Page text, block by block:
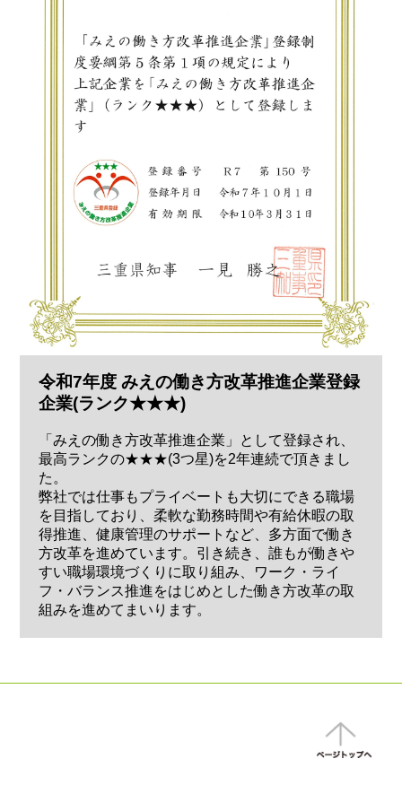
令和7年度 みえの働き方改革推進企業登録
企業(ランク★★★)
「みえの働き方改革推進企業」として登録され、
最高ランクの★★★(3つ星)を2年連続で頂きまし
た。
弊社では仕事もプライベートも大切にできる職場
を目指しており、柔軟な勤務時間や有給休暇の取
得推進、健康管理のサポートなど、多方面で働き
方改革を進めています。引き続き、誰もが働きや
すい職場環境づくりに取り組み、ワーク・ライ
フ・バランス推進をはじめとした働き方改革の取
組みを進めてまいります。